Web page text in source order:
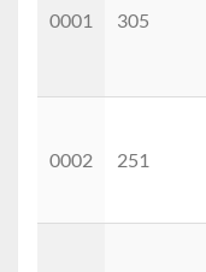
0001 305
0002 251